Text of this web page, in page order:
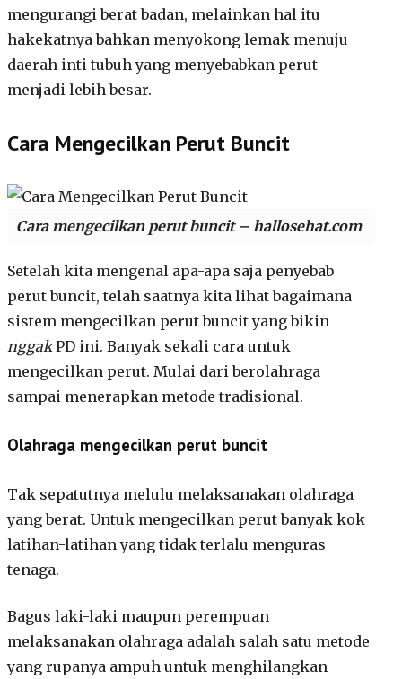
mengurangi berat badan, melainkan hal itu
hakekatnya bahkan menyokong lemak menuju
daerah inti tubuh yang menyebabkan perut
menjadi lebih besar.
Cara Mengecilkan Perut Buncit
Cara mengecilkan perut buncit – hallosehat.com
Setelah kita mengenal apa-apa saja penyebab
perut buncit, telah saatnya kita lihat bagaimana
sistem mengecilkan perut buncit yang bikin
nggakPD ini. Banyak sekali cara untuk
mengecilkan perut. Mulai dari berolahraga
sampai menerapkan metode tradisional.
Olahraga mengecilkan perut buncit
Tak sepatutnya melulu melaksanakan olahraga
yang berat. Untuk mengecilkan perut banyak kok
latihan-latihan yang tidak terlalu menguras
tenaga.
Bagus laki-laki maupun perempuan
melaksanakan olahraga adalah salah satu metode
yang rupanya ampuh untuk menghilangkan